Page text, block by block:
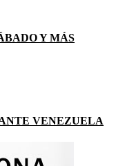
Y MÁS
VENEZUELA